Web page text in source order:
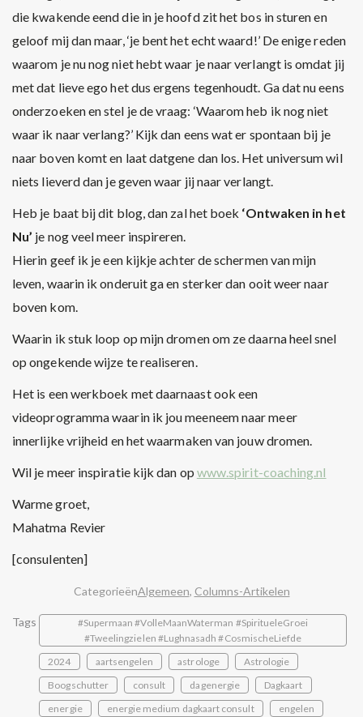
die kwakende eend die in je hoofd zit het bos in sturen en
geloof mij dan maar, ‘je bent het echt waard!’ De enige reden
waarom je nu nog niet hebt waar je naar verlangt is omdat jij
met dat lieve ego het dus ergens tegenhoudt. Ga dat nu eens
onderzoeken en stel je de vraag: ‘Waarom heb ik nog niet
waar ik naar verlang?’ Kijk dan eens wat er spontaan bij je
naar boven komt en laat datgene dan los. Het universum wil
niets lieverd dan je geven waar jij naar verlangt.
Heb je baat bij dit blog, dan zal het boek ‘Ontwaken in het
Nu’ je nog veel meer inspireren.
Hierin geef ik je een kijkje achter de schermen van mijn
leven, waarin ik onderuit ga en sterker dan ooit weer naar
boven kom.
Waarin ik stuk loop op mijn dromen om ze daarna heel snel
op ongekende wijze te realiseren.
Het is een werkboek met daarnaast ook een
videoprogramma waarin ik jou meeneem naar meer
innerlijke vrijheid en het waarmaken van jouw dromen.
Wil je meer inspiratie kijk dan op www.spirit-coaching.nl
Warme groet,
Mahatma Revier
[consulenten]
CategorieënAlgemeen, Columns-Artikelen
Tags
#Supermaan #VolleMaanWaterman #SpiritueleGroei
#Tweelingzielen #Lughnasadh #CosmischeLiefde
2024
aartsengelen astrologe
Astrologie
Boogschutter
consult dagenergie
Dagkaart
energie
energie medium dagkaart consult
engelen